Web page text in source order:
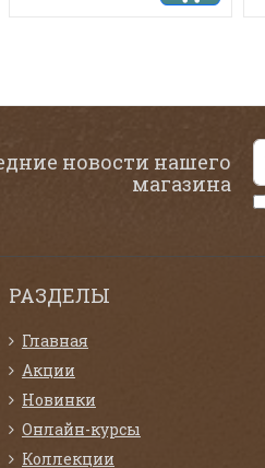
новости нашего
магазина
РАЗДЕЛЫ
Главная
Акции
Новинки
Онлайн-курсы
Коллекции